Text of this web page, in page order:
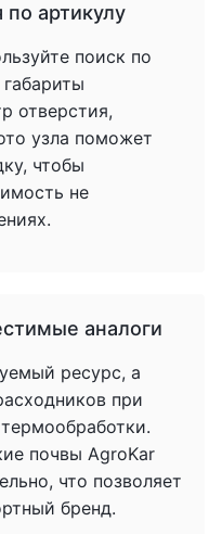
артикулу
поиск по
отверстия,
узла поможет
чтобы
не
аналоги
ресурс, а
при
почвы AgroKar
что позволяет
бренд.